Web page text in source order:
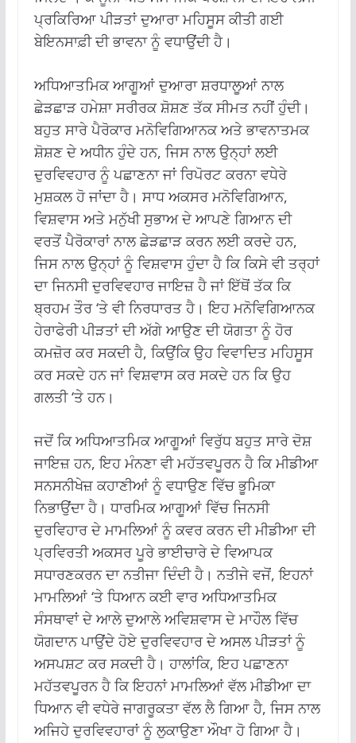
ਪ੍ਰਕਿਰਿਆ ਪੀੜਤਾਂ ਦੁਆਰਾ ਮਹਿਸੂਸ ਕੀਤੀ ਗਈ
ਬੇਇਨਸਾਫ਼ੀ ਦੀ ਭਾਵਨਾ ਨੂੰ ਵਧਾਉਂਦੀ ਹੈ।
ਅਧਿਆਤਮਿਕ ਆਗੂਆਂ ਦੁਆਰਾ ਸ਼ਰਧਾਲੂਆਂ ਨਾਲ
ਛੇੜਛਾੜ ਹਮੇਸ਼ਾ ਸਰੀਰਕ ਸ਼ੋਸ਼ਣ ਤੱਕ ਸੀਮਤ ਨਹੀਂ ਹੁੰਦੀ।
ਬਹੁਤ ਸਾਰੇ ਪੈਰੋਕਾਰ ਮਨੋਵਿਗਿਆਨਕ ਅਤੇ ਭਾਵਨਾਤਮਕ
ਸ਼ੋਸ਼ਣ ਦੇ ਅਧੀਨ ਹੁੰਦੇ ਹਨ, ਜਿਸ ਨਾਲ ਉਨ੍ਹਾਂ ਲਈ
ਦੁਰਵਿਵਹਾਰ ਨੂੰ ਪਛਾਣਨਾ ਜਾਂ ਰਿਪੋਰਟ ਕਰਨਾ ਵਧੇਰੇ
ਮੁਸ਼ਕਲ ਹੋ ਜਾਂਦਾ ਹੈ। ਸਾਧ ਅਕਸਰ ਮਨੋਵਿਗਿਆਨ,
ਵਿਸ਼ਵਾਸ ਅਤੇ ਮਨੁੱਖੀ ਸੁਭਾਅ ਦੇ ਆਪਣੇ ਗਿਆਨ ਦੀ
ਵਰਤੋਂ ਪੈਰੋਕਾਰਾਂ ਨਾਲ ਛੇੜਛਾੜ ਕਰਨ ਲਈ ਕਰਦੇ ਹਨ,
ਜਿਸ ਨਾਲ ਉਨ੍ਹਾਂ ਨੂੰ ਵਿਸ਼ਵਾਸ ਹੁੰਦਾ ਹੈ ਕਿ ਕਿਸੇ ਵੀ ਤਰ੍ਹਾਂ
ਦਾ ਜਿਨਸੀ ਦੁਰਵਿਵਹਾਰ ਜਾਇਜ਼ ਹੈ ਜਾਂ ਇੱਥੋਂ ਤੱਕ ਕਿ
ਬ੍ਰਹਮ ਤੌਰ ‘ਤੇ ਵੀ ਨਿਰਧਾਰਤ ਹੈ। ਇਹ ਮਨੋਵਿਗਿਆਨਕ
ਹੇਰਾਫੇਰੀ ਪੀੜਤਾਂ ਦੀ ਅੱਗੇ ਆਉਣ ਦੀ ਯੋਗਤਾ ਨੂੰ ਹੋਰ
ਕਮਜ਼ੋਰ ਕਰ ਸਕਦੀ ਹੈ, ਕਿਉਂਕਿ ਉਹ ਵਿਵਾਦਿਤ ਮਹਿਸੂਸ
ਕਰ ਸਕਦੇ ਹਨ ਜਾਂ ਵਿਸ਼ਵਾਸ ਕਰ ਸਕਦੇ ਹਨ ਕਿ ਉਹ
ਗਲਤੀ ‘ਤੇ ਹਨ।
ਜਦੋਂ ਕਿ ਅਧਿਆਤਮਿਕ ਆਗੂਆਂ ਵਿਰੁੱਧ ਬਹੁਤ ਸਾਰੇ ਦੋਸ਼
ਜਾਇਜ਼ ਹਨ, ਇਹ ਮੰਨਣਾ ਵੀ ਮਹੱਤਵਪੂਰਨ ਹੈ ਕਿ ਮੀਡੀਆ
ਸਨਸਨੀਖੇਜ਼ ਕਹਾਣੀਆਂ ਨੂੰ ਵਧਾਉਣ ਵਿੱਚ ਭੂਮਿਕਾ
ਨਿਭਾਉਂਦਾ ਹੈ। ਧਾਰਮਿਕ ਆਗੂਆਂ ਵਿੱਚ ਜਿਨਸੀ
ਦੁਰਵਿਹਾਰ ਦੇ ਮਾਮਲਿਆਂ ਨੂੰ ਕਵਰ ਕਰਨ ਦੀ ਮੀਡੀਆ ਦੀ
ਪ੍ਰਵਿਰਤੀ ਅਕਸਰ ਪੂਰੇ ਭਾਈਚਾਰੇ ਦੇ ਵਿਆਪਕ
ਸਧਾਰਣਕਰਨ ਦਾ ਨਤੀਜਾ ਦਿੰਦੀ ਹੈ। ਨਤੀਜੇ ਵਜੋਂ, ਇਹਨਾਂ
ਮਾਮਲਿਆਂ ‘ਤੇ ਧਿਆਨ ਕਈ ਵਾਰ ਅਧਿਆਤਮਿਕ
ਸੰਸਥਾਵਾਂ ਦੇ ਆਲੇ ਦੁਆਲੇ ਅਵਿਸ਼ਵਾਸ ਦੇ ਮਾਹੌਲ ਵਿੱਚ
ਯੋਗਦਾਨ ਪਾਉਂਦੇ ਹੋਏ ਦੁਰਵਿਵਹਾਰ ਦੇ ਅਸਲ ਪੀੜਤਾਂ ਨੂੰ
ਅਸਪਸ਼ਟ ਕਰ ਸਕਦੀ ਹੈ। ਹਾਲਾਂਕਿ, ਇਹ ਪਛਾਣਨਾ
ਮਹੱਤਵਪੂਰਨ ਹੈ ਕਿ ਇਹਨਾਂ ਮਾਮਲਿਆਂ ਵੱਲ ਮੀਡੀਆ ਦਾ
ਧਿਆਨ ਵੀ ਵਧੇਰੇ ਜਾਗਰੂਕਤਾ ਵੱਲ ਲੈ ਗਿਆ ਹੈ, ਜਿਸ ਨਾਲ
ਅਜਿਹੇ ਦੁਰਵਿਵਹਾਰਾਂ ਨੂੰ ਲੁਕਾਉਣਾ ਔਖਾ ਹੋ ਗਿਆ ਹੈ।